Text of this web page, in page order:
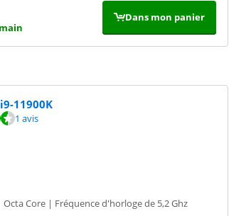
Dans mon panier
11900K
1 avis
Core | Fréquence d'horloge de 5,2 Ghz